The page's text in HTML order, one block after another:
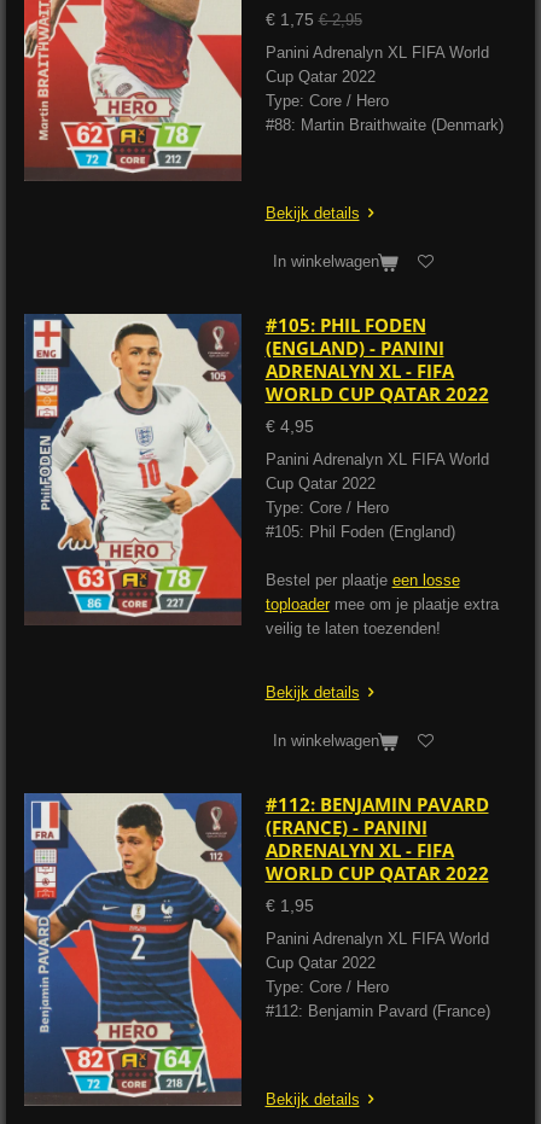
€ 1,75 € 2,95
Panini Adrenalyn XL FIFA World
Cup Qatar 2022
Type: Core / Hero
#88: Martin Braithwaite (Denmark)
Bekijk details
In winkelwagen
#105: PHIL FODEN
(ENGLAND) - PANINI
ADRENALYN XL - FIFA
WORLD CUP QATAR 2022
€ 4,95
Panini Adrenalyn XL FIFA World
Cup Qatar 2022
Type: Core / Hero
#105: Phil Foden (England)
Bestel per plaatje een losse
toploadermee om je plaatje extra
veilig te laten toezenden!
Bekijk details
In winkelwagen
#112: BENJAMIN PAVARD
(FRANCE) - PANINI
ADRENALYN XL - FIFA
WORLD CUP QATAR 2022
€ 1,95
Panini Adrenalyn XL FIFA World
Cup Qatar 2022
Type: Core / Hero
#112: Benjamin Pavard (France)
Bekijk details